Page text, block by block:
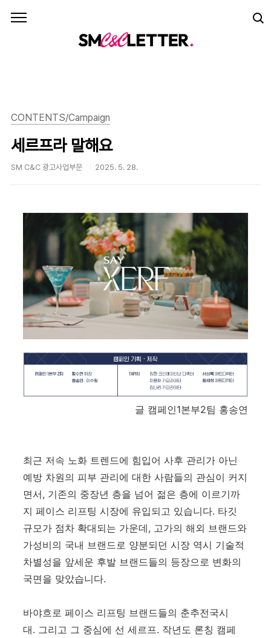
CONTENTS/Campaign
세르프라 말해요
SM C&C 광고사업부문 2025. 5. 28.
글 캠페인1본부2팀 홍송연
최근 저속 노화 트렌드에 힘입어 사후 관리가 아닌
예방 차원의 피부 관리에 대한 사람들의 관심이 커지
면서, 기존의 중장년 층을 넘어 젊은 층에 이르기까
지 페이스 리프팅 시장에 유입되고 있습니다. 타깃
규모가 점차 확대되는 가운데, 고가의 해외 브랜드와
가성비의 국내 브랜드로 양분되던 시장 역시 기술적
차별성을 앞세운 후발 브랜드들의 등장으로 변화의
국면을 맞았습니다.
바야흐로 페이스 리프팅 브랜드들의 춘추전국시
대. 그리고 그 중심에 선 세르프. 작년도 론칭 캠페